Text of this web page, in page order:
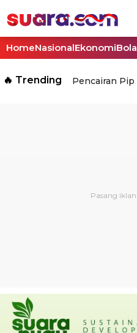
HomeNasionalEkonomiBola
🔥 Trending Pencairan Pip